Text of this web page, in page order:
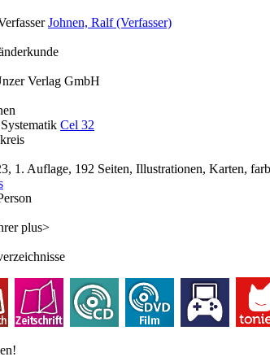
Johnen, Ralf (Verfasser)
Verlag GmbH
Cel 32
1. Auflage, 192 Seiten, Illustrationen, Karten,
plus>